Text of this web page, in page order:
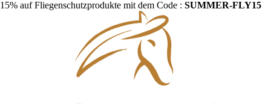
15% auf Fliegenschutzprodukte mit dem Code : SUMMER-FLY15